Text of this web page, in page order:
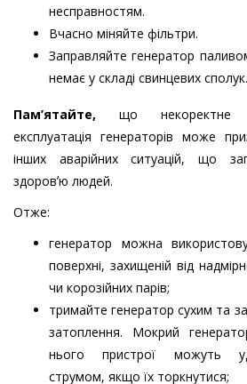
несправностям.
Вчасно міняйте фільтри.
Заправляйте генератор
немає у складі свинцевих сполук.
Пам’ятайте, що некоректне
експлуатація генераторів може
інших аварійних ситуацій, що
здоровʼю людей.
Отже:
генератор можна
поверхні, захищеній від
чи корозійних парів;
тримайте генератор сухим та
затоплення. Мокрий
нього пристрої можуть
струмом, якщо їх торкнутися;